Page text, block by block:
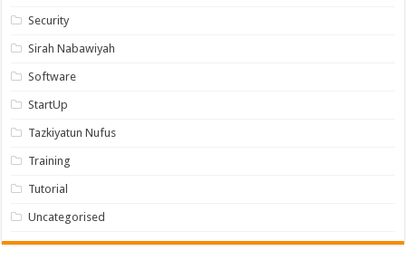
Security
Sirah Nabawiyah
Software
StartUp
Tazkiyatun Nufus
Training
Tutorial
Uncategorised